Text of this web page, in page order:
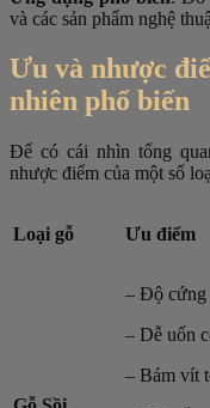
và các sản phẩm nghệ
Ưu và nhược
nhiên phổ biến
Để có cái nhìn tổng
nhược điểm của một số
Loại gỗ Ưu điểm
– Độ cứng
– Dễ uốn
– Bám vít